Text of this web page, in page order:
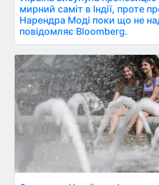
мирний саміт в Індії, проте
Нарендра Моді поки що не
повідомляє Bloomberg.